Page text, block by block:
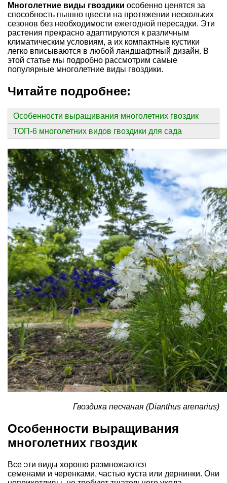
Многолетние виды гвоздики особенно ценятся за
способность пышно цвести на протяжении нескольких
сезонов без необходимости ежегодной пересадки. Эти
растения прекрасно адаптируются к различным
климатическим условиям, а их компактные кустики
легко вписываются в любой ландшафтный дизайн. В
этой статье мы подробно рассмотрим самые
популярные многолетние виды гвоздики.
Читайте подробнее:
Особенности выращивания многолетних гвоздик
ТОП-6 многолетних видов гвоздики для сада
Гвоздика песчаная (Dianthus arenarius)
Особенности выращивания
многолетних гвоздик
Все эти виды хорошо размножаются
семенами и черенками, частью куста или дернинки. Они